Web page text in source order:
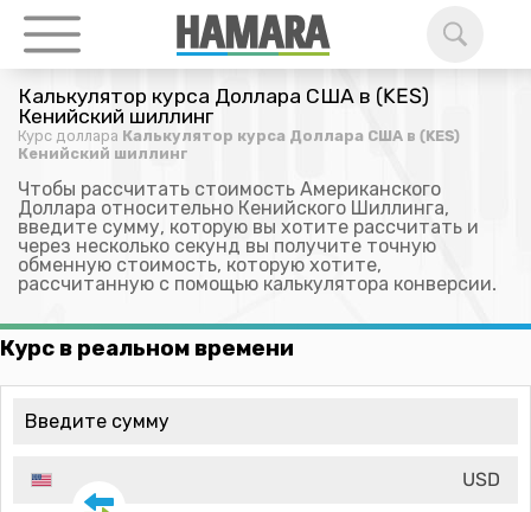
Калькулятор курса Доллара США в (KES)
Кенийский шиллинг
Курс доллара Калькулятор курса Доллара США в (KES)
Кенийский шиллинг
Чтобы рассчитать стоимость Американского
Доллара относительно Кенийского Шиллинга,
введите сумму, которую вы хотите рассчитать и
через несколько секунд вы получите точную
обменную стоимость, которую хотите,
рассчитанную с помощью калькулятора конверсии.
Курс в реальном времени
USD